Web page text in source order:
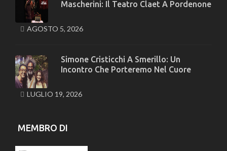
Mascherini: Il Teatro Claet A Pordenone
AGOSTO 5, 2026
Simone Cristicchi A Smerillo: Un
Incontro Che Porteremo Nel Cuore
LUGLIO 19, 2026
MEMBRO DI